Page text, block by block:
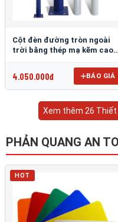
Cột đèn đường tròn ngoài
trời bằng thép mạ kẽm cao
4.050.000đ BÁO GIÁ
Xem thêm 26
PHẢN QUANG AN
HOT